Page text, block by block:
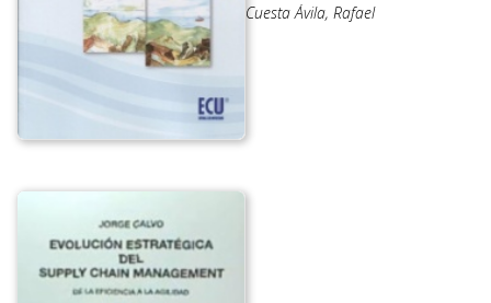
Cuesta Ávila, Rafael